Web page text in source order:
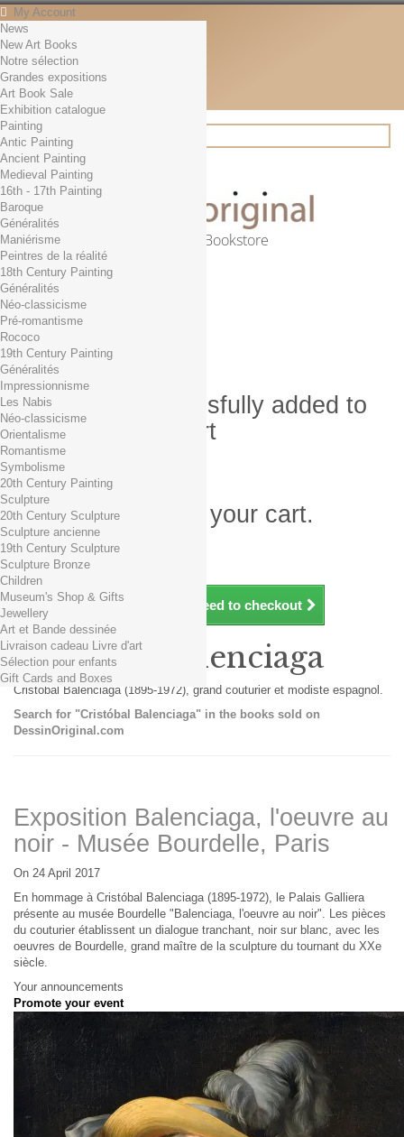
My Account
Contact
English
English
Français
News
Search
Online Art Bookstore
Cart (empty)
No products
Free shipping!
0,00 € Total
Check out
Product successfully added to
your shopping cart
Quantity
Total
There is 1 item in your cart.
Total products (tax incl.)
Total shipping TTC
Total (tax incl.)
Continue shopping Proceed to checkout
News
New Art Books
Notre sélection
Grandes expositions
Art Book Sale
Exhibition catalogue
Painting
Antic Painting
Ancient Painting
Medieval Painting
16th - 17th Painting
Baroque
Généralités
Maniérisme
Peintres de la réalité
18th Century Painting
Généralités
Néo-classicisme
Pré-romantisme
Rococo
19th Century Painting
Généralités
Impressionnisme
Les Nabis
Néo-classicisme
Orientalisme
Romantisme
Symbolisme
20th Century Painting
Sculpture
20th Century Sculpture
Sculpture ancienne
19th Century Sculpture
Sculpture Bronze
Children
Museum's Shop & Gifts
Jewellery
Art et Bande dessinée
Livraison cadeau Livre d'art
Sélection pour enfants
Gift Cards and Boxes
Cristóbal Balenciaga
Cristóbal Balenciaga (1895-1972), grand couturier et modiste espagnol.
Search for "Cristóbal Balenciaga" in the books sold on
DessinOriginal.com
Exposition Balenciaga, l'oeuvre au
noir - Musée Bourdelle, Paris
On 24 April 2017
En hommage à Cristóbal Balenciaga (1895-1972), le Palais Galliera
présente au musée Bourdelle "Balenciaga, l'oeuvre au noir". Les pièces
du couturier établissent un dialogue tranchant, noir sur blanc, avec les
oeuvres de Bourdelle, grand maître de la sculpture du tournant du XXe
siècle.
Your announcements
Promote your event